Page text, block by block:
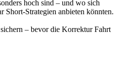
hoch sind – und wo sich
Short-Strategien anbieten könnten.
– bevor die Korrektur Fahrt